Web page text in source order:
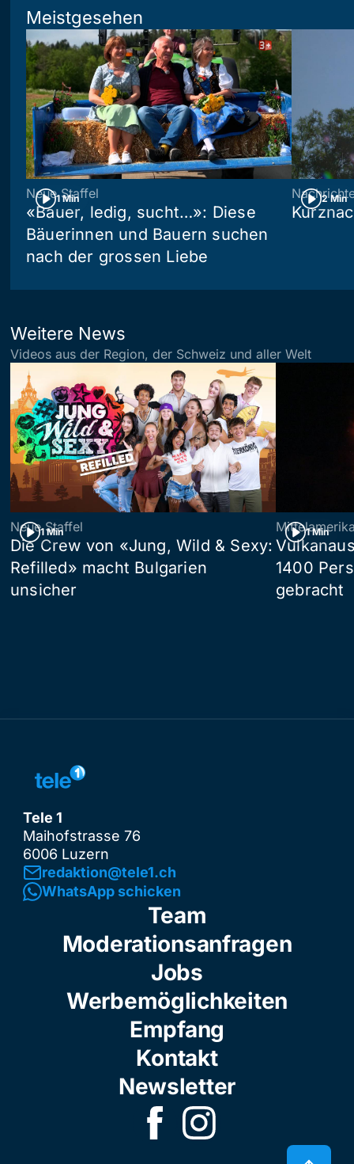
Meistgesehen
1 Min
Neue Staffel
«Bauer, ledig, sucht…»: Diese
Bäuerinnen und Bauern suchen
nach der grossen Liebe
2 Min
Weitere News
Videos aus der Region, der Schweiz und aller Welt
1 Min
Neue Staffel
Die Crew von «Jung, Wild & Sexy:
Refilled» macht Bulgarien
unsicher
1 Min
1400
gebracht
Tele 1
Maihofstrasse 76
6006 Luzern
redaktion@tele1.ch
WhatsApp schicken
Team
Moderationsanfragen
Jobs
Werbemöglichkeiten
Empfang
Kontakt
Newsletter